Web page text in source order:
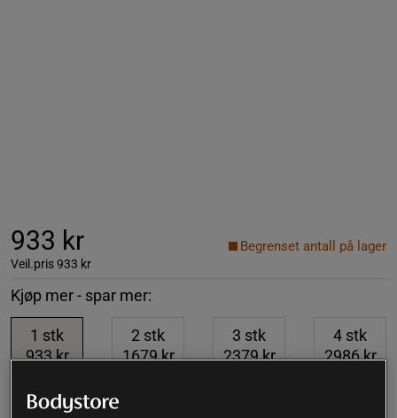
933 kr
Veil.pris933 kr
Begrenset antall på lager
Kjøp mer - spar mer:
1 stk
933 kr
2 stk
1679 kr
3 stk
2379 kr
4 stk
2986 kr